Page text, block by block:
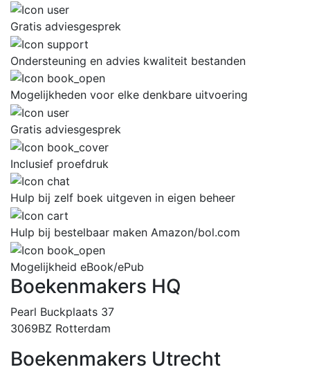
Gratis adviesgesprek
Ondersteuning en advies kwaliteit bestanden
Mogelijkheden voor elke denkbare uitvoering
Gratis adviesgesprek
Inclusief proefdruk
Hulp bij zelf boek uitgeven in eigen beheer
Hulp bij bestelbaar maken Amazon/bol.com
Mogelijkheid eBook/ePub
Boekenmakers HQ
Pearl Buckplaats 37
3069BZ Rotterdam
Boekenmakers Utrecht